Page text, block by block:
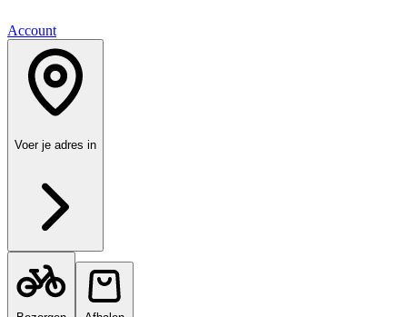
Account
Voer je adres in